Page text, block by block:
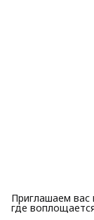
Приглашаем вас
где